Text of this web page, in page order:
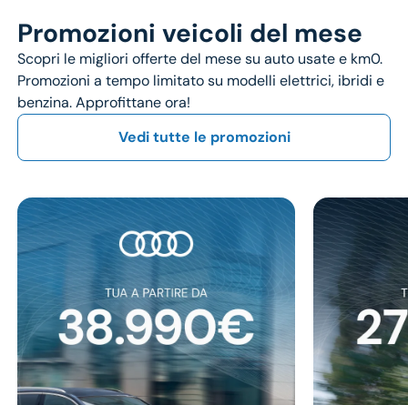
Promozioni veicoli del mese
Scopri le migliori offerte del mese su auto usate e km0.
Promozioni a tempo limitato su modelli elettrici, ibridi e
benzina. Approfittane ora!
Vedi tutte le promozioni